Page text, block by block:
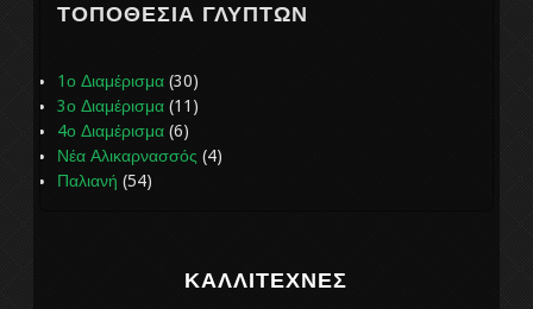
ΤΟΠΟΘΕΣΊΑ ΓΛΥΠΤΏΝ
1ο Διαμέρισμα (30)
3ο Διαμέρισμα (11)
4ο Διαμέρισμα (6)
Νέα Αλικαρνασσός (4)
Παλιανή (54)
ΚΑΛΛΙΤΈΧΝΕΣ